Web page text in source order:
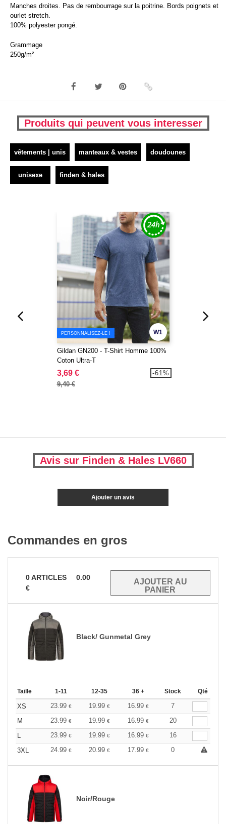
Manches droites. Pas de rembourrage sur la poitrine. Bords poignets et
ourlet stretch.
100% polyester pongé.
Grammage
250g/m²
Produits qui peuvent vous interesser
vêtements | unis manteaux & vestes doudounes
unisexe finden & hales
W1
PERSONNALISEZ-LE !
Gildan GN200 - T-Shirt Homme 100%
Coton Ultra-T
3,69 €
9,40 €
-61%
Avis sur Finden & Hales LV660
Ajouter un avis
Commandes en gros
0ARTICLES
0.00
€
Black/ Gunmetal Grey
Taille 1-11 12-35 36 + Stock Qté
XS 23.99 € 19.99 € 16.99 €
7
M
23.99 € 19.99 € 16.99 €
20
L
23.99 € 19.99 € 16.99 €
16
3XL
24.99 € 20.99 € 17.99 € 0
Noir/Rouge